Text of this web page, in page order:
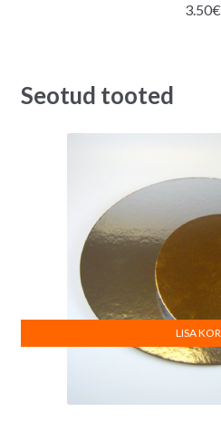
3.50€
Seotud tooted
LISA